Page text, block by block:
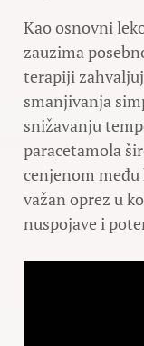
Kao osnovni
zauzima
terapiji
smanjivanja
snižavanju
paracetamola
cenjenom
važan oprez u
nuspojave i